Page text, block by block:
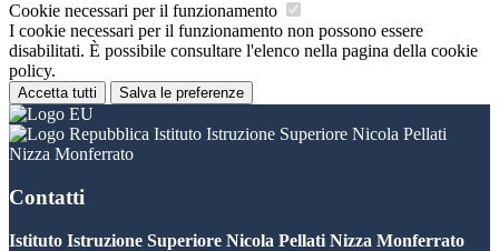
Cookie necessari per il funzionamento
I cookie necessari per il funzionamento non possono essere
disabilitati. È possibile consultare l'elenco nella pagina della cookie
policy.
Accetta tutti Salva le preferenze
Istituto Istruzione Superiore Nicola Pellati
Nizza Monferrato
Contatti
Istituto Istruzione Superiore Nicola Pellati Nizza Monferrato